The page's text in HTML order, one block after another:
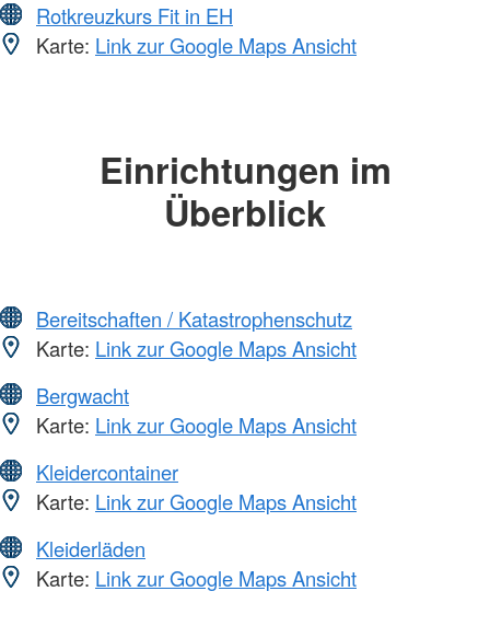
Rotkreuzkurs Fit in EH
Karte: Link zur Google Maps Ansicht
Einrichtungen im
Überblick
Bereitschaften / Katastrophenschutz
Karte: Link zur Google Maps Ansicht
Bergwacht
Karte: Link zur Google Maps Ansicht
Kleidercontainer
Karte: Link zur Google Maps Ansicht
Kleiderläden
Karte: Link zur Google Maps Ansicht